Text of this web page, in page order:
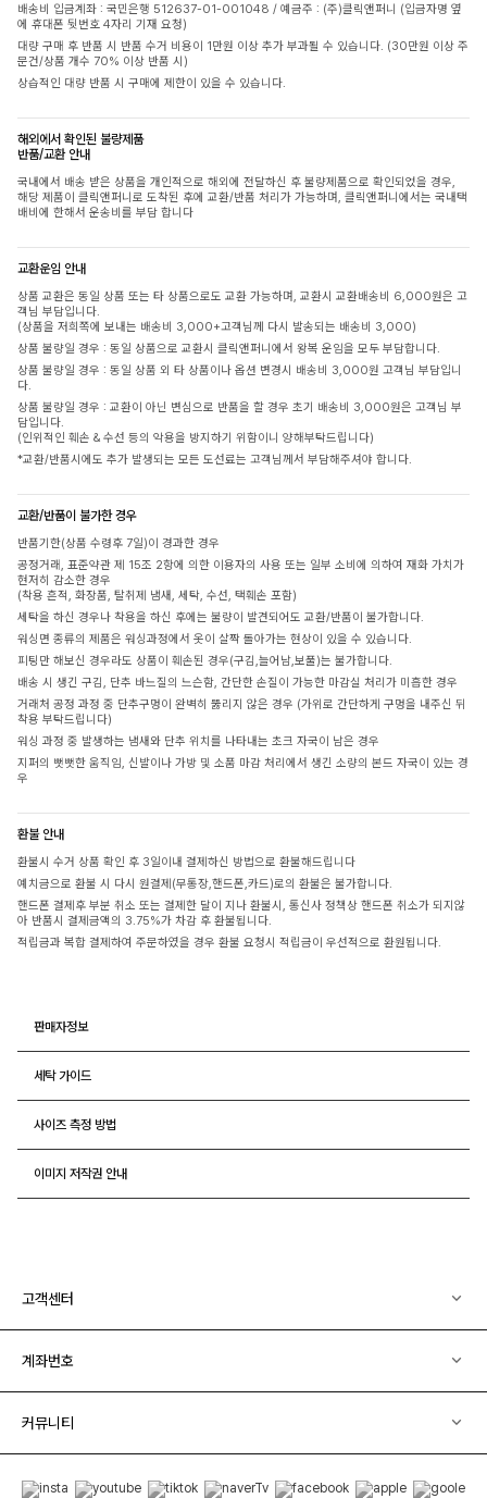
배송비 입금계좌 : 국민은행 512637-01-001048 / 예금주 : (주)클릭앤퍼니 (입금자명 옆
에 휴대폰 뒷번호 4자리 기재 요청)
대량 구매 후 반품 시 반품 수거 비용이 1만원 이상 추가 부과될 수 있습니다. (30만원 이상 주
문건/상품 개수 70% 이상 반품 시)
상습적인 대량 반품 시 구매에 제한이 있을 수 있습니다.
해외에서 확인된 불량제품
반품/교환 안내
국내에서 배송 받은 상품을 개인적으로 해외에 전달하신 후 불량제품으로 확인되었을 경우,
해당 제품이 클릭앤퍼니로 도착된 후에 교환/반품 처리가 가능하며, 클릭앤퍼니에서는 국내택
배비에 한해서 운송비를 부담 합니다
교환운임 안내
상품 교환은 동일 상품 또는 타 상품으로도 교환 가능하며, 교환시 교환배송비 6,000원은 고
객님 부담입니다.
(상품을 저희쪽에 보내는 배송비 3,000+고객님께 다시 발송되는 배송비 3,000)
상품 불량일 경우 : 동일 상품으로 교환시 클릭앤퍼니에서 왕복 운임을 모두 부담합니다.
상품 불량일 경우 : 동일 상품 외 타 상품이나 옵션 변경시 배송비 3,000원 고객님 부담입니
다.
상품 불량일 경우 : 교환이 아닌 변심으로 반품을 할 경우 초기 배송비 3,000원은 고객님 부
담입니다.
(인위적인 훼손 & 수선 등의 악용을 방지하기 위함이니 양해부탁드립니다)
*교환/반품시에도 추가 발생되는 모든 도선료는 고객님께서 부담해주셔야 합니다.
교환/반품이 불가한 경우
반품기한(상품 수령후 7일)이 경과한 경우
공정거래, 표준약관 제 15조 2항에 의한 이용자의 사용 또는 일부 소비에 의하여 재화 가치가
현저히 감소한 경우
(착용 흔적, 화장품, 탈취제 냄새, 세탁, 수선, 택훼손 포함)
세탁을 하신 경우나 착용을 하신 후에는 불량이 발견되어도 교환/반품이 불가합니다.
워싱면 종류의 제품은 워싱과정에서 옷이 살짝 돌아가는 현상이 있을 수 있습니다.
피팅만 해보신 경우라도 상품이 훼손된 경우(구김,늘어남,보풀)는 불가합니다.
배송 시 생긴 구김, 단추 바느질의 느슨함, 간단한 손질이 가능한 마감실 처리가 미흡한 경우
거래처 공정 과정 중 단추구멍이 완벽히 뚫리지 않은 경우 (가위로 간단하게 구멍을 내주신 뒤
착용 부탁드립니다)
워싱 과정 중 발생하는 냄새와 단추 위치를 나타내는 초크 자국이 남은 경우
지퍼의 뻣뻣한 움직임, 신발이나 가방 및 소품 마감 처리에서 생긴 소량의 본드 자국이 있는 경
우
환불 안내
환불시 수거 상품 확인 후 3일이내 결제하신 방법으로 환불해드립니다
예치금으로 환불 시 다시 원결제(무통장,핸드폰,카드)로의 환불은 불가합니다.
핸드폰 결제후 부분 취소 또는 결제한 달이 지나 환불시, 통신사 정책상 핸드폰 취소가 되지않
아 반품시 결제금액의 3.75%가 차감 후 환불됩니다.
적립금과 복합 결제하여 주문하였을 경우 환불 요청시 적립금이 우선적으로 환원됩니다.
판매자정보
세탁 가이드
사이즈 측정 방법
이미지 저작권 안내
고객센터
계좌번호
커뮤니티